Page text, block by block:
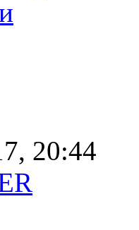
20:44